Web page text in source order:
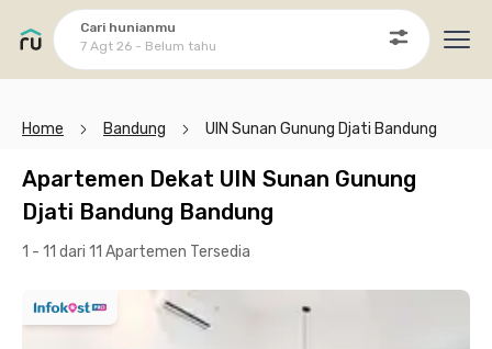
Cari hunianmu
7 Agt 26 - Belum tahu
Home Bandung UIN Sunan Gunung Djati Bandung
Apartemen Dekat UIN Sunan Gunung
Djati Bandung Bandung
1 - 11 dari 11 Apartemen Tersedia